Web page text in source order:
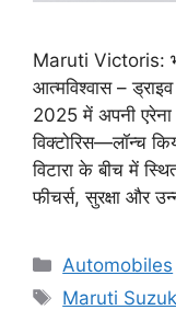
Maruti Victoris:
आत्मविश्वास –
2025 में अपनी
विक्टोरिस—लॉन्च
विटारा के बीच में
फीचर्स, सुरक्षा और
Categories
Automobiles
Tags
Maruti